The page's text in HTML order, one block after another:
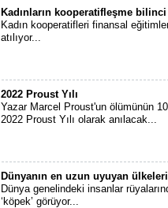
Kadınların kooperatifleşme bilinci
Kadın kooperatifleri finansal
atılıyor...
2022 Proust Yılı
Yazar Marcel Proust'un ölümünün
2022 Proust Yılı olarak anılacak...
Dünyanın en uzun uyuyan ülkeleri
Dünya genelindeki insanlar
‘köpek’ görüyor...